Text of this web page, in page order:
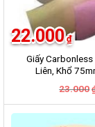
Giấy Carbonless
Liên, Khổ
23.000
22.000 ₫